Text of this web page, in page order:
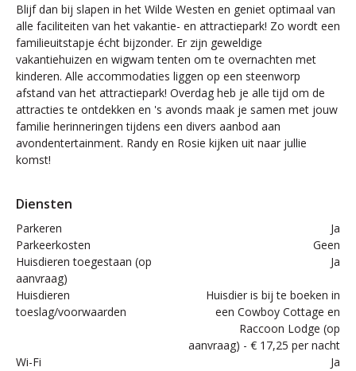
Blijf dan bij slapen in het Wilde Westen en geniet optimaal van
alle faciliteiten van het vakantie- en attractiepark! Zo wordt een
familieuitstapje écht bijzonder. Er zijn geweldige
vakantiehuizen en wigwam tenten om te overnachten met
kinderen. Alle accommodaties liggen op een steenworp
afstand van het attractiepark! Overdag heb je alle tijd om de
attracties te ontdekken en 's avonds maak je samen met jouw
familie herinneringen tijdens een divers aanbod aan
avondentertainment. Randy en Rosie kijken uit naar jullie
komst!
Diensten
Parkeren
Ja
Parkeerkosten
Geen
Huisdieren toegestaan (op
aanvraag)
Ja
Huisdieren
toeslag/voorwaarden
Huisdier is bij te boeken in
een Cowboy Cottage en
Raccoon Lodge (op
aanvraag) - € 17,25 per nacht
Wi-Fi
Ja